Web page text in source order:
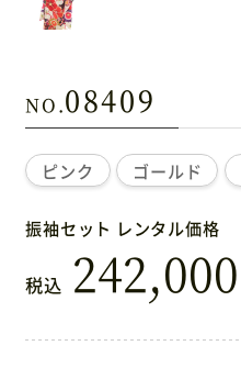
08409
ピンク ゴールド
振袖セット レンタル価格
税込 242,000